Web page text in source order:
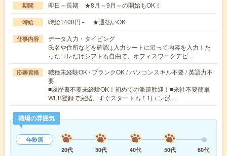
期間 即日～長期 ★8月～9月～の開始もOK！
時給 時給1400円～ ★週払いOK
仕事内容
データ入力・タイピング
氏名や住所などを確認↓入力シートに沿って内容を入力！た
ったコレだけシフトも自由で、オフィスワークデビ…
応募資格
職種未経験OK / ブランクOK / パソコンスキル不要 / 英語力不
要
■履歴書不要未経験OK！初めての派遣歓迎！■来社不要簡単
WEB登録で完結、すぐスタートも！1)エン派…
職場の雰囲気
年齢層
20代
30代 40代 50代
60代